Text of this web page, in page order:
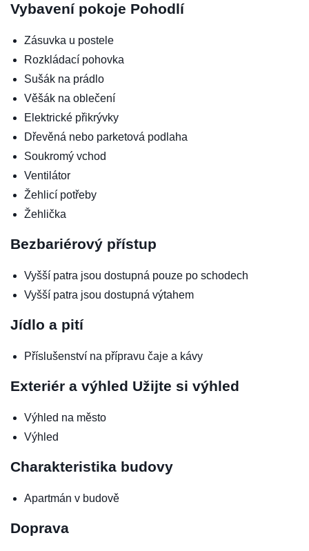
Vybavení pokoje Pohodlí
Zásuvka u postele
Rozkládací pohovka
Sušák na prádlo
Věšák na oblečení
Elektrické přikrývky
Dřevěná nebo parketová podlaha
Soukromý vchod
Ventilátor
Žehlicí potřeby
Žehlička
Bezbariérový přístup
Vyšší patra jsou dostupná pouze po schodech
Vyšší patra jsou dostupná výtahem
Jídlo a pití
Příslušenství na přípravu čaje a kávy
Exteriér a výhled Užijte si výhled
Výhled na město
Výhled
Charakteristika budovy
Apartmán v budově
Doprava